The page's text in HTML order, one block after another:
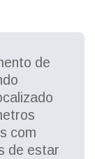
de
com
de estar